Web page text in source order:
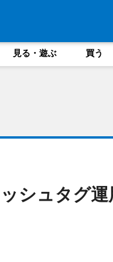
見る・遊ぶ 買う
シュタグ